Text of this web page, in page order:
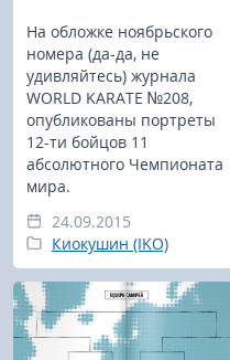
На обложке ноябрьского
номера (да-да, не
удивляйтесь) журнала
WORLD KARATE №208,
опубликованы портреты
12-ти бойцов 11
абсолютного Чемпионата
мира.
24.09.2015
Киокушин (IKO)